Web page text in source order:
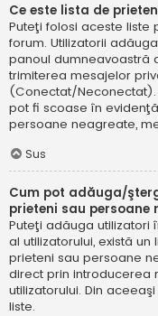
Ce este lista de
Puteţi folosi aceste
forum. Utilizatorii
panoul dumneavoastră
trimiterea mesajelor
(Conectat/Neconectat).
pot fi scoase în
persoane neagreate,
Sus
Cum pot adăuga/
prieteni sau persoane
Puteţi adăuga utilizatori
al utilizatorului, există
prieteni sau persoane
direct prin introducerea
utilizatorului. Din
liste.